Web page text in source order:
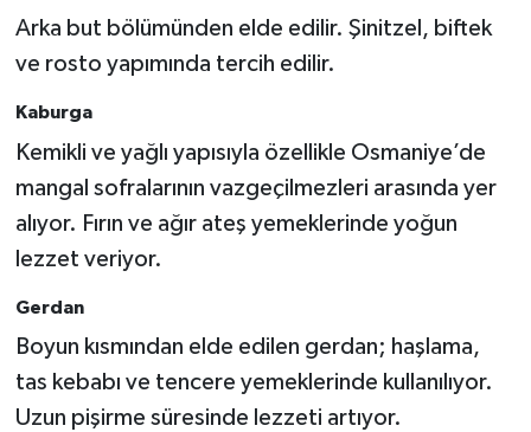
Arka but bölümünden elde edilir. Şinitzel, biftek
ve rosto yapımında tercih edilir.
Kaburga
Kemikli ve yağlı yapısıyla özellikle Osmaniye’de
mangal sofralarının vazgeçilmezleri arasında yer
alıyor. Fırın ve ağır ateş yemeklerinde yoğun
lezzet veriyor.
Gerdan
Boyun kısmından elde edilen gerdan; haşlama,
tas kebabı ve tencere yemeklerinde kullanılıyor.
Uzun pişirme süresinde lezzeti artıyor.